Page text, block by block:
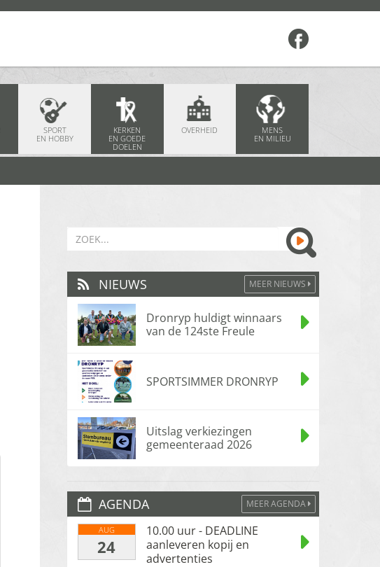
SPORT
EN HOBBY
KERKEN
EN GOEDE
DOELEN
OVERHEID
MENS
EN MILIEU
NIEUWS MEER NIEUWS
Dronryp huldigt winnaars
van de 124ste Freule
SPORTSIMMER DRONRYP
Uitslag verkiezingen
gemeenteraad 2026
AGENDA MEER AGENDA
AUG
24
10.00 uur - DEADLINE
aanleveren kopij en
advertenties